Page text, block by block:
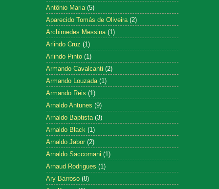
Antônio Maria (5)
Aparecido Tomás de Oliveira (2)
Archimedes Messina (1)
Arlindo Cruz (1)
Arlindo Pinto (1)
Armando Cavalcanti (2)
Armando Louzada (1)
Armando Reis (1)
Arnaldo Antunes (9)
Arnaldo Baptista (3)
Arnaldo Black (1)
Arnaldo Jabor (2)
Arnaldo Saccomani (1)
Arnaud Rodrigues (1)
Ary Barroso (8)